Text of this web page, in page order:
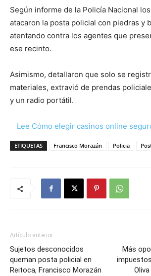
Según informe de la Policía Nacional
atacaron la posta policial con piedras y
atentando contra los agentes que
ese recinto.
Asimismo, detallaron que solo se
materiales, extravió de prendas
y un radio portátil.
Lee Cómo elegir casinos online
ETIQUETAS Francisco Morazán Policia
Artículo anterior
Sujetos desconocidos
queman posta policial en
Reitoca, Francisco Morazán
Más